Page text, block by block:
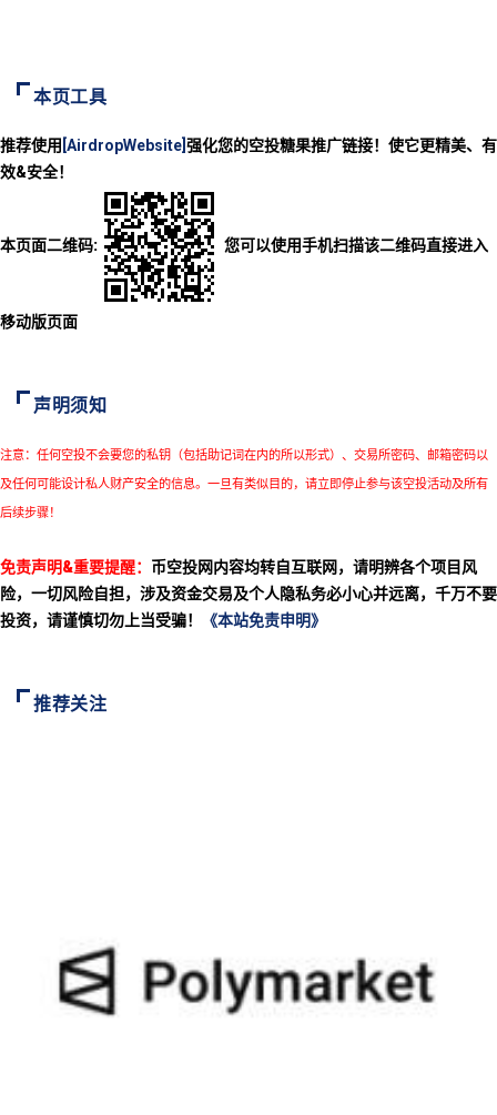
本页工具
推荐使用 [AirdropWebsite] 强化您的空投糖果推广链接！使它更精美、有
效&安全！
本页面二维码: 您可以使用手机扫描该二维码直接进入
移动版页面
声明须知
注意：任何空投不会要您的私钥（包括助记词在内的所以形式）、交易所密码、邮箱密码以
及任何可能设计私人财产安全的信息。一旦有类似目的，请立即停止参与该空投活动及所有
后续步骤！
免责声明&重要提醒： 币空投网内容均转自互联网，请明辨各个项目风
险，一切风险自担，涉及资金交易及个人隐私务必小心并远离，千万不要
投资，请谨慎切勿上当受骗！
《本站免责申明》
推荐关注